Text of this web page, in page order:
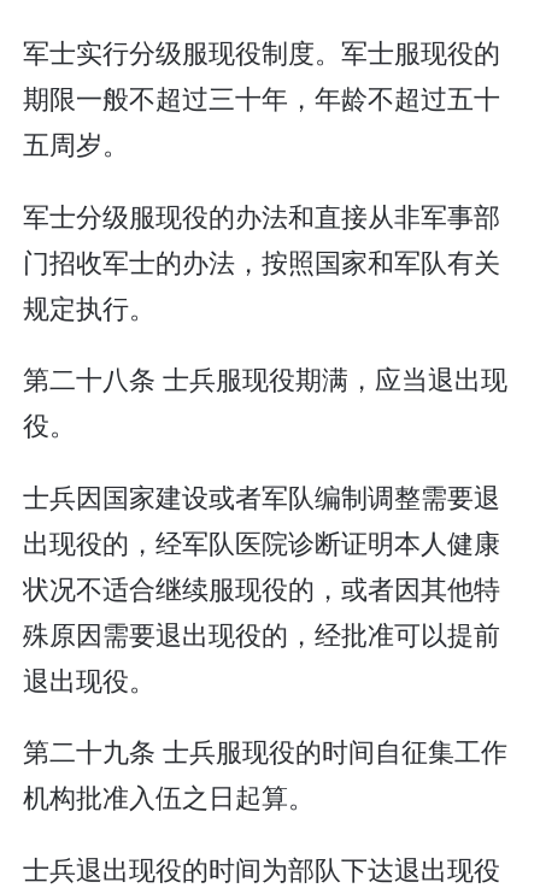
军士实行分级服现役制度。军士服现役的
期限一般不超过三十年，年龄不超过五十
五周岁。
军士分级服现役的办法和直接从非军事部
门招收军士的办法，按照国家和军队有关
规定执行。
第二十八条 士兵服现役期满，应当退出现
役。
士兵因国家建设或者军队编制调整需要退
出现役的，经军队医院诊断证明本人健康
状况不适合继续服现役的，或者因其他特
殊原因需要退出现役的，经批准可以提前
退出现役。
第二十九条 士兵服现役的时间自征集工作
机构批准入伍之日起算。
士兵退出现役的时间为部队下达退出现役